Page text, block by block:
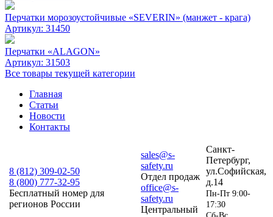
Перчатки морозоустойчивые «SEVERIN» (манжет - крага)
Артикул: 31450
Перчатки «ALAGON»
Артикул: 31503
Все товары текущей категории
Главная
Статьи
Новости
Контакты
8 (812) 309-02-50
8 (800) 777-32-95
Бесплатный номер для
регионов России
sales@s-
safety.ru
Отдел продаж
office@s-
safety.ru
Центральный
Санкт-
Петербург,
ул.Софийская,
д.14
Пн-Пт 9:00-
17:30